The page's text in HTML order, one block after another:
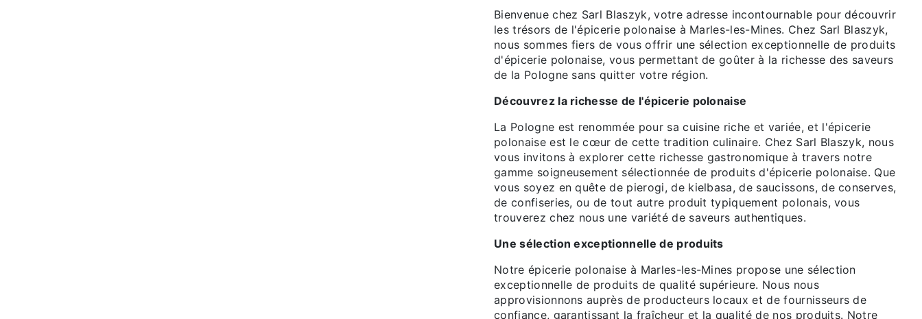
Bienvenue chez Sarl Blaszyk, votre adresse incontournable pour découvrir
les trésors de l'épicerie polonaise à Marles-les-Mines. Chez Sarl Blaszyk,
nous sommes fiers de vous offrir une sélection exceptionnelle de produits
d'épicerie polonaise, vous permettant de goûter à la richesse des saveurs
de la Pologne sans quitter votre région.
Découvrez la richesse de l'épicerie polonaise
La Pologne est renommée pour sa cuisine riche et variée, et l'épicerie
polonaise est le cœur de cette tradition culinaire. Chez Sarl Blaszyk, nous
vous invitons à explorer cette richesse gastronomique à travers notre
gamme soigneusement sélectionnée de produits d'épicerie polonaise. Que
vous soyez en quête de pierogi, de kielbasa, de saucissons, de conserves,
de confiseries, ou de tout autre produit typiquement polonais, vous
trouverez chez nous une variété de saveurs authentiques.
Une sélection exceptionnelle de produits
Notre épicerie polonaise à Marles-les-Mines propose une sélection
exceptionnelle de produits de qualité supérieure. Nous nous
approvisionnons auprès de producteurs locaux et de fournisseurs de
confiance, garantissant la fraîcheur et la qualité de nos produits. Notre